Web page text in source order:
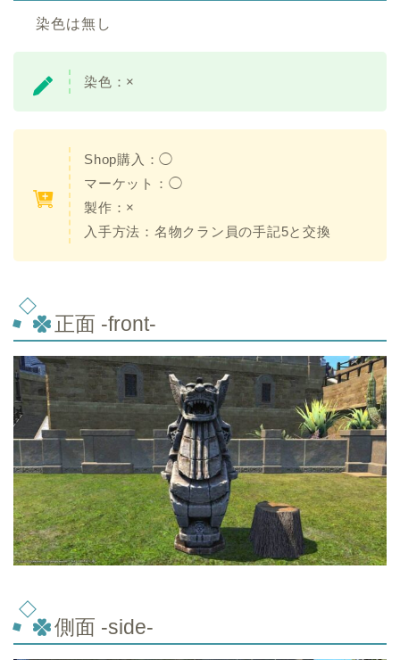
染色は無し
染色： ×
Shop購入：◯
マーケット： ◯
製作： ×
入手方法：名物クラン員の手記5と交換
正面 -front-
側面 -side-